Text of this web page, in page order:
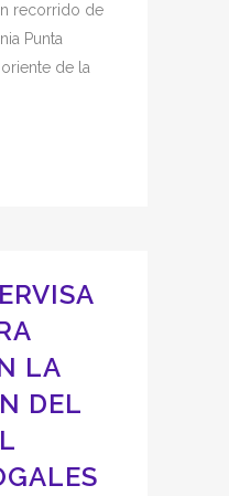
recorrido de
Punta
de la
LA
DEL